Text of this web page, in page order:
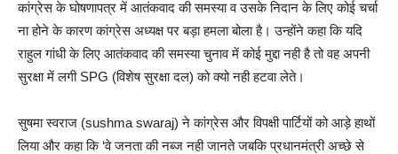
कांग्रेस के घोषणापत्र में आतंकवाद की समस्या व उसके निदान के लिए कोई चर्चा
ना होने के कारण कांग्रेस अध्यक्ष पर बड़ा हमला बोला है। उन्होंने कहा कि यदि
राहुल गांधी के लिए आतंकवाद की समस्या चुनाव में कोई मुद्दा नही है तो वह अपनी
सुरक्षा में लगी SPG (विशेष सुरक्षा दल) को क्यो नही हटवा लेते।
सुषमा स्वराज (sushma swaraj) ने कांग्रेस और विपक्षी पार्टियों को आड़े हाथों
लिया और कहा कि ‘वे जनता की नब्ज नही जानते जबकि प्रधानमंत्री अच्छे से